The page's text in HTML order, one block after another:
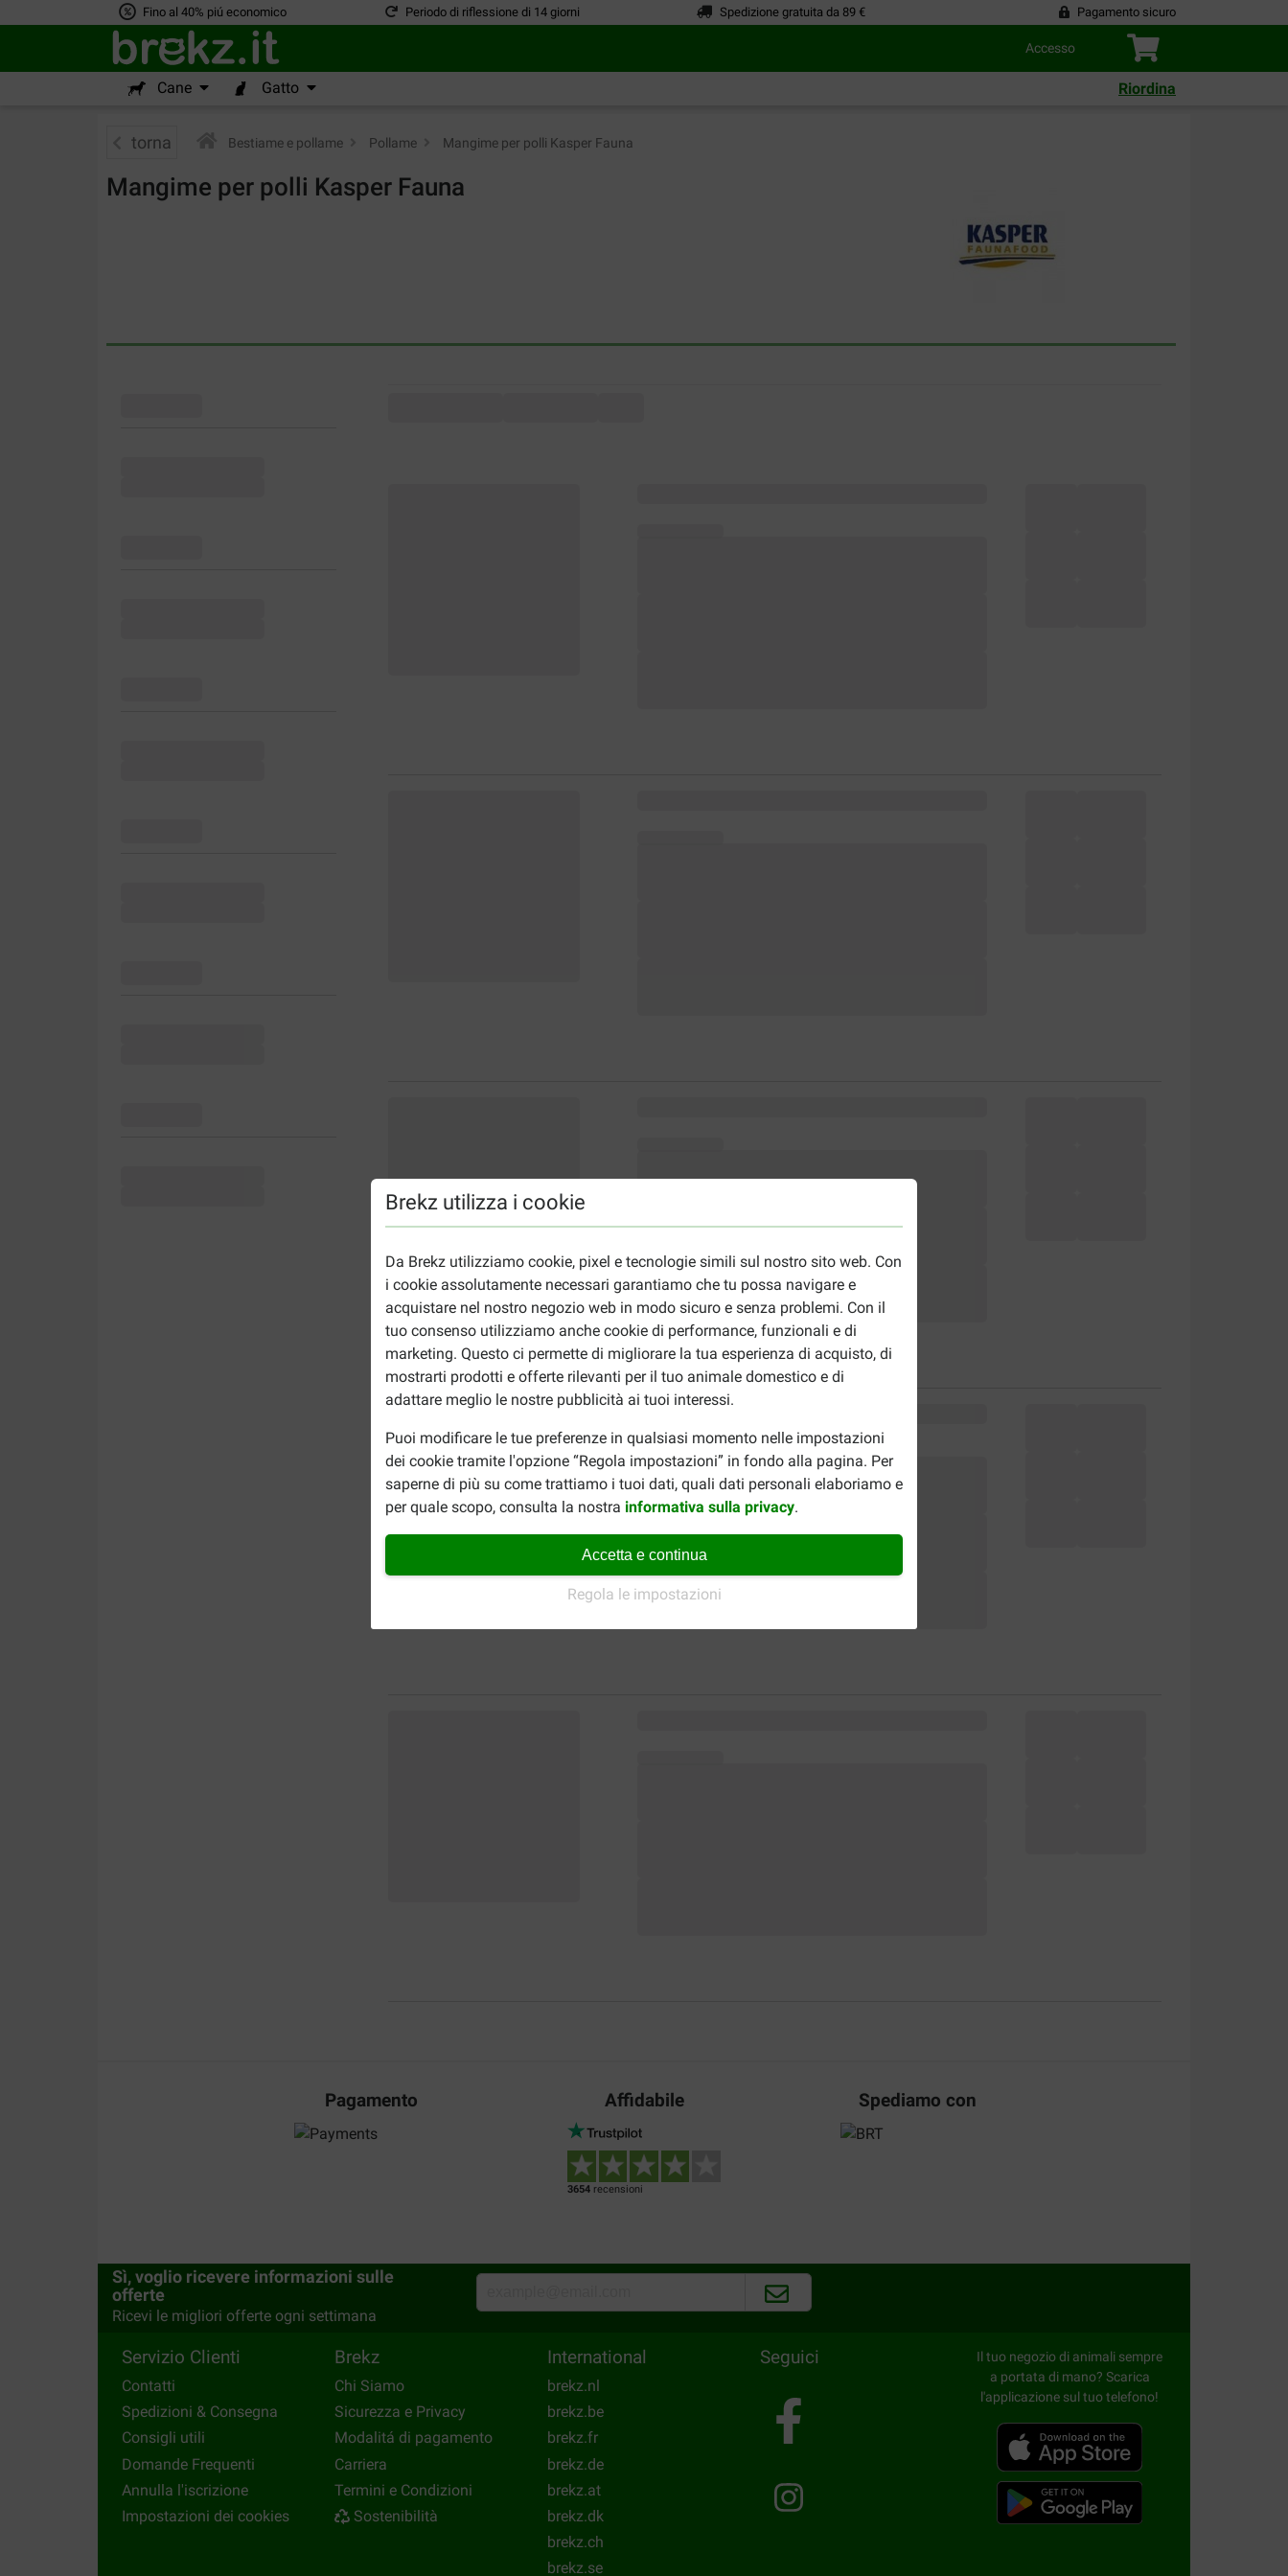
Fino al 40% piú economico Periodo di riflessione di 14 giorni Spedizione gratuita da 89 € Pagamento sicuro
Accesso
Cane Gatto Riordina
Brekz utilizza i cookie
Da Brekz utilizziamo cookie, pixel e tecnologie simili sul nostro sito web. Con
i cookie assolutamente necessari garantiamo che tu possa navigare e
acquistare nel nostro negozio web in modo sicuro e senza problemi. Con il
tuo consenso utilizziamo anche cookie di performance, funzionali e di
marketing. Questo ci permette di migliorare la tua esperienza di acquisto, di
mostrarti prodotti e offerte rilevanti per il tuo animale domestico e di
adattare meglio le nostre pubblicità ai tuoi interessi.
Puoi modificare le tue preferenze in qualsiasi momento nelle impostazioni
dei cookie tramite l'opzione “Regola impostazioni” in fondo alla pagina. Per
saperne di più su come trattiamo i tuoi dati, quali dati personali elaboriamo e
per quale scopo, consulta la nostra informativa sulla privacy.
Accetta e continua
Regola le impostazioni
torna Bestiame e pollame Pollame Mangime per polli Kasper Fauna
Mangime per polli Kasper Fauna
Pagamento Affidabile
3654 recensioni
Spediamo con
Sì, voglio ricevere informazioni sulle
offerte
Ricevi le migliori offerte ogni settimana
Servizio Clienti
Contatti
Spedizioni & Consegna
Consigli utili
Domande Frequenti
Annulla l'iscrizione
Impostazioni dei cookies
Brekz
Chi Siamo
Sicurezza e Privacy
Modalitá di pagamento
Carriera
Termini e Condizioni
Sostenibilità
International
brekz.nl
brekz.be
brekz.fr
brekz.de
brekz.at
brekz.dk
brekz.ch
brekz.se
Seguici
Il tuo negozio di animali sempre
a portata di mano? Scarica
l'applicazione sul tuo telefono!